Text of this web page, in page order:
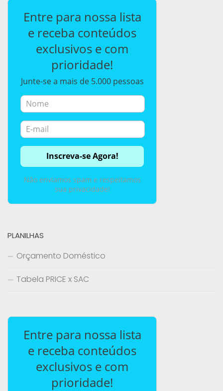
Entre para nossa lista
e receba conteúdos
exclusivos e com
prioridade!
Junte-se a mais de 5.000 pessoas
Não enviamos spam e respeitamos
sua privacidade!
PLANILHAS
Orçamento Doméstico
Tabela PRICE x SAC
Entre para nossa lista
e receba conteúdos
exclusivos e com
prioridade!